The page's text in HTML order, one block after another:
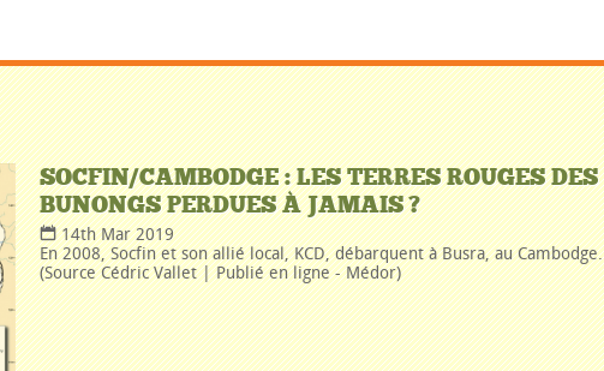
SOCFIN/CAMBODGE : LES TERRES ROUGES DES
BUNONGS PERDUES À JAMAIS ?
14th Mar 2019
En 2008, Socfin et son allié local, KCD, débarquent à Busra, au Cambodge.
(Source Cédric Vallet | Publié en ligne - Médor)